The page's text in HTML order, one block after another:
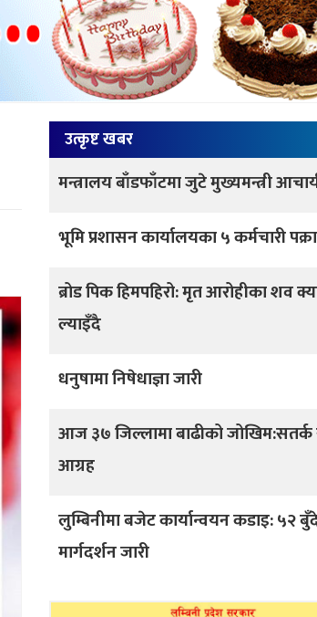
उत्कृष्ट खबर
मन्त्रालय बाँडफाँटमा जुटे मुख्यमन्त्री
भूमि प्रशासन कार्यालयका ५ कर्मचारी
ब्रोड पिक हिमपहिरो: मृत आरोहीका शव
ल्याइँदै
धनुषामा निषेधाज्ञा जारी
आज ३७ जिल्लामा बाढीको जोखिम:सतर्क
आग्रह
लुम्बिनीमा बजेट कार्यान्वयन कडाइ: ५२
मार्गदर्शन जारी